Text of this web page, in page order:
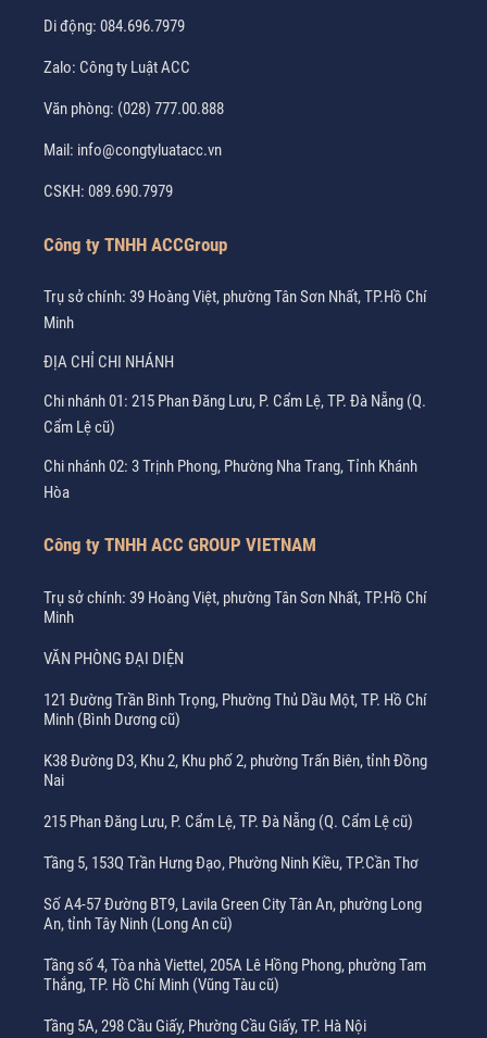
Di động: 084.696.7979
Zalo: Công ty Luật ACC
Văn phòng: (028) 777.00.888
Mail: info@congtyluatacc.vn
CSKH: 089.690.7979
Công ty TNHH ACCGroup
Trụ sở chính: 39 Hoàng Việt, phường Tân Sơn Nhất, TP.Hồ Chí
Minh
ĐỊA CHỈ CHI NHÁNH
Chi nhánh 01: 215 Phan Đăng Lưu, P. Cẩm Lệ, TP. Đà Nẵng (Q.
Cẩm Lệ cũ)
Chi nhánh 02: 3 Trịnh Phong, Phường Nha Trang, Tỉnh Khánh
Hòa
Công ty TNHH ACC GROUP VIETNAM
Trụ sở chính: 39 Hoàng Việt, phường Tân Sơn Nhất, TP.Hồ Chí
Minh
VĂN PHÒNG ĐẠI DIỆN
121 Đường Trần Bình Trọng, Phường Thủ Dầu Một, TP. Hồ Chí
Minh (Bình Dương cũ)
K38 Đường D3, Khu 2, Khu phố 2, phường Trấn Biên, tỉnh Đồng
Nai
215 Phan Đăng Lưu, P. Cẩm Lệ, TP. Đà Nẵng (Q. Cẩm Lệ cũ)
Tầng 5, 153Q Trần Hưng Đạo, Phường Ninh Kiều, TP.Cần Thơ
Số A4-57 Đường BT9, Lavila Green City Tân An, phường Long
An, tỉnh Tây Ninh (Long An cũ)
Tầng số 4, Tòa nhà Viettel, 205A Lê Hồng Phong, phường Tam
Thắng, TP. Hồ Chí Minh (Vũng Tàu cũ)
Tầng 5A, 298 Cầu Giấy, Phường Cầu Giấy, TP. Hà Nội